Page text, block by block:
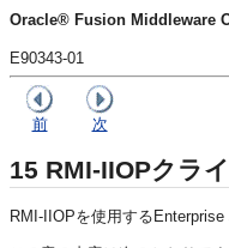
Oracle® Fusion Middleware
E90343-01
前 次
15 RMI-IIOPクラ
RMI-IIOPを使用する